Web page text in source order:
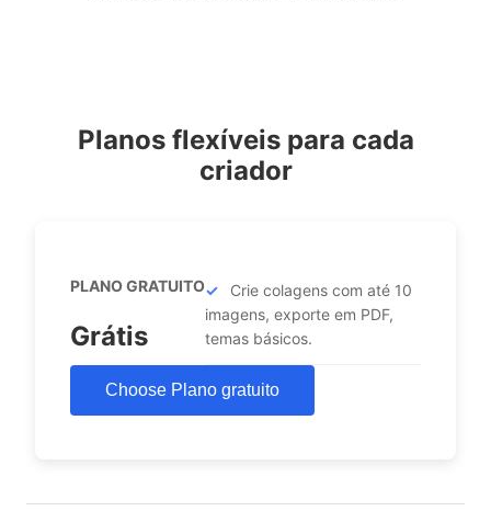
Planos flexíveis para cada
criador
PLANO GRATUITO
Grátis
Crie colagens com até 10
imagens, exporte em PDF,
temas básicos.
Choose Plano gratuito